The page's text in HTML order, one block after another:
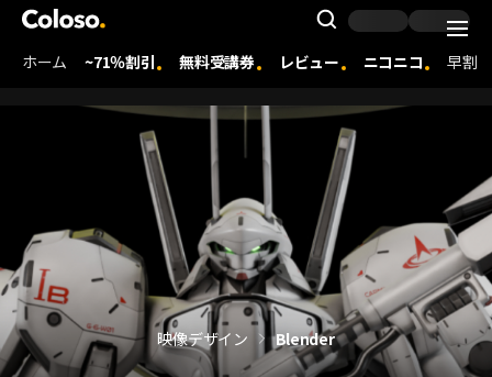
Coloso. | コロソ.
Search
Coloso Menu
ホーム ~71％割引 無料受講券 レビュー ニコニコ 早割
映像デザイン Blender